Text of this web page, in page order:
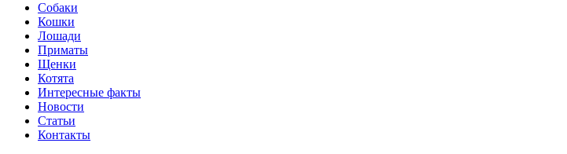
Собаки
Кошки
Лошади
Приматы
Щенки
Котята
Интересные факты
Новости
Статьи
Контакты